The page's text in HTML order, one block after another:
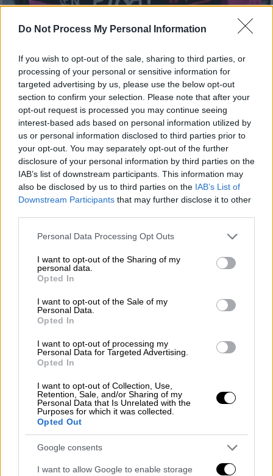
Do Not Process My Personal Information
If you wish to opt-out of the sale, sharing to third parties, or
processing of your personal or sensitive information for
targeted advertising by us, please use the below opt-out
section to confirm your selection. Please note that after your
opt-out request is processed you may continue seeing
interest-based ads based on personal information utilized by
us or personal information disclosed to third parties prior to
your opt-out. You may separately opt-out of the further
disclosure of your personal information by third parties on the
IAB’s list of downstream participants. This information may
also be disclosed by us to third parties on the IAB’s List of
Downstream Participants that may further disclose it to other
Please note that this website/app uses one or more Google
not limited to your visit or usage behaviour. You may click to
grant or deny consent to Google and its third-party tags to
use your data for below specified purposes in below Google
consent section.
Personal Data Processing Opt Outs
I want to opt-out of the Sharing of my
personal data.
Opted In
I want to opt-out of the Sale of my
Personal Data.
Opted In
I want to opt-out of processing my
Personal Data for Targeted Advertising.
Opted In
I want to opt-out of Collection, Use,
Retention, Sale, and/or Sharing of my
Personal Data that Is Unrelated with the
Purposes for which it was collected.
Opted Out
Google consents
I want to allow Google to enable storage
Ελλάδα|04.04.2024 22:37
«Καμία μόνη - ξεσηκωμός»: Μαζική
συγκέντρωση της ΚΝΕ για τη
γυναικοκτονία της Κυριακής
«Ήταν μία από μας, δεν έψαχνε ταξί»
Κλήρωση Τζόκερ: Αυτοί είναι οι τυχεροί
αριθμοί
Μήπως είστε ο μεγάλος τυχερός;